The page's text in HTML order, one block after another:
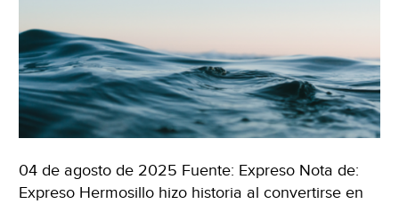
04 de agosto de 2025 Fuente: Expreso Nota de:
Expreso Hermosillo hizo historia al convertirse en